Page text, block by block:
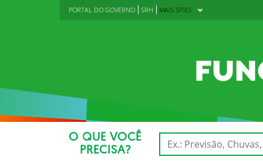
PORTAL DO GOVERNO SRH MAIS SITES
O QUE VOCÊ
PRECISA?